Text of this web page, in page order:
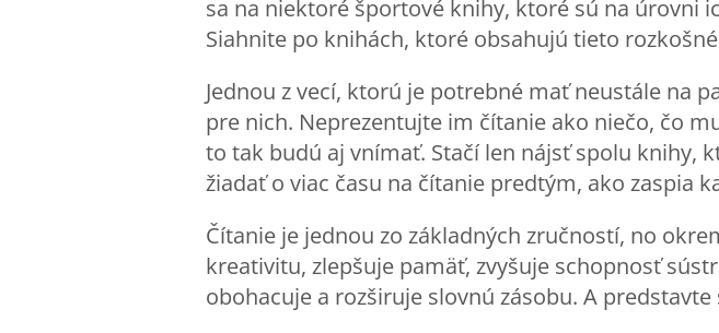
sa na niektoré športové knihy, ktoré sú na úrovni
Siahnite po knihách, ktoré obsahujú tieto
Jednou z vecí, ktorú je potrebné mať neustále na
pre nich. Neprezentujte im čítanie ako niečo, čo
to tak budú aj vnímať. Stačí len nájsť spolu knihy,
žiadať o viac času na čítanie predtým, ako zaspia
Čítanie je jednou zo základných zručností, no
kreativitu, zlepšuje pamäť, zvyšuje schopnosť
obohacuje a rozširuje slovnú zásobu. A